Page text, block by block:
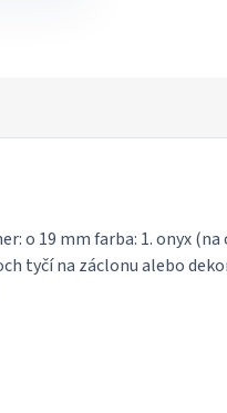
o 19 mm farba: 1. onyx
tyčí na záclonu alebo